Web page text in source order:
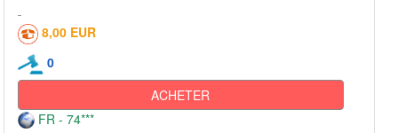
8,00 EUR
0
ACHETER
FR - 74***